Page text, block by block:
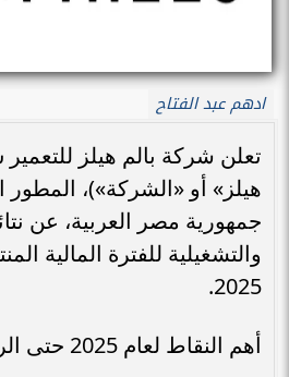
ادهم عبد الفتاح
تعلن شركة بالم هيلز
هيلز» أو «الشركة»)، المطور
جمهورية مصر العربية، عن
2025.
أهم النقاط لعام 2025 حتى الربع الثالث: